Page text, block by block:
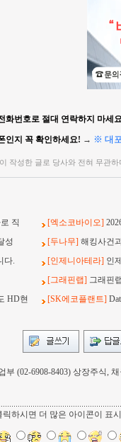
화번호로 절대 연락하지 마세
인지 꼭 확인하세요! → ※ 대
작성한 글로 당사와 전혀 무관
직 [엑소코바이오]
성 [두나무] 해킹사건
다. [인제니아테라] 인
[그래핀랩] 그래핀
HD현 [SK에코플랜트]
부 (02-6908-8403) 상장주식,
하시면 더 많은 아이콘이 표